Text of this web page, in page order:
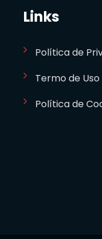
Links
Política de
Termo de Uso
Política de